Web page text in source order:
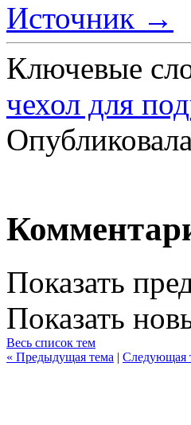
Источник →
Ключевые
чехол для
Показать
Показать
Весь список тем
« Предыдущая тема | Следующая